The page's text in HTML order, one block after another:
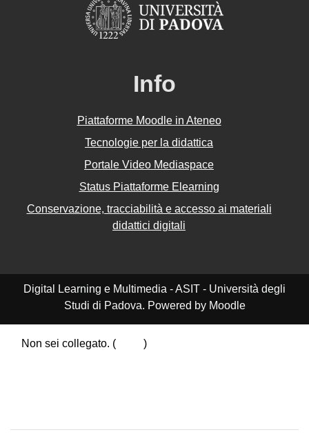
Info
Piattaforme Moodle in Ateneo
Tecnologie per la didattica
Portale Video Mediaspace
Status Piattaforme Elearning
Conservazione, tracciabilità e accesso ai materiali
didattici digitali
Digital Learning e Multimedia - ASIT - Università degli
Studi di Padova. Powered by Moodle
Non sei collegato. (
)